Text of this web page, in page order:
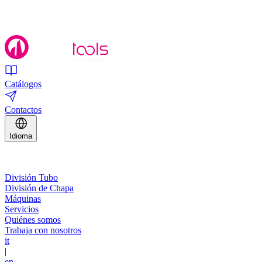
Catálogos
Contactos
Idioma
División Tubo
División de Chapa
Máquinas
Servicios
Quiénes somos
Trabaja con nosotros
it
|